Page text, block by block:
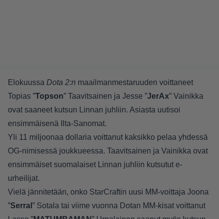
Elokuussa Dota 2:n maailmanmestaruuden voittaneet
Topias ”Topson” Taavitsainen ja Jesse ”JerAx” Vainikka
ovat saaneet kutsun Linnan juhliin. Asiasta uutisoi
ensimmäisenä Ilta-Sanomat.
Yli 11 miljoonaa dollaria voittanut kaksikko pelaa yhdessä
OG-nimisessä joukkueessa. Taavitsainen ja Vainikka ovat
ensimmäiset suomalaiset Linnan juhliin kutsutut e-
urheilijat.
Vielä jännitetään, onko StarCraftin uusi MM-voittaja Joona
”Serral ” Sotala tai viime vuonna Dotan MM-kisat voittanut